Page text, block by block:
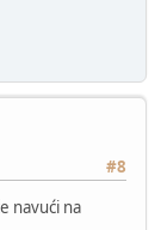
#8
navući na